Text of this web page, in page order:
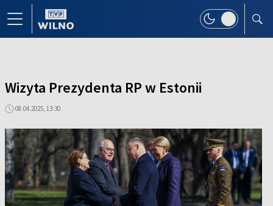
Wizyta Prezydenta RP w Estonii
08.04.2025, 13:30